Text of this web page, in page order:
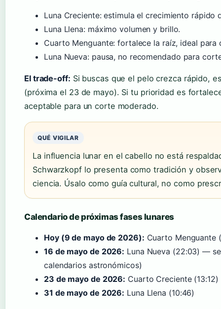
Luna Creciente: estimula el crecimiento rápido
Luna Llena: máximo volumen y brillo.
Cuarto Menguante: fortalece la raíz, ideal para
Luna Nueva: pausa, no recomendado para
El trade-off: Si buscas que el pelo crezca rápido,
(próxima el 23 de mayo). Si tu prioridad es
aceptable para un corte moderado.
QUÉ VIGILAR
La influencia lunar en el cabello no está
Schwarzkopf lo presenta como tradición y
ciencia. Úsalo como guía cultural, no como
Calendario de próximas fases lunares
Hoy (9 de mayo de 2026): Cuarto Menguante
16 de mayo de 2026: Luna Nueva (22:03) —
calendarios astronómicos)
23 de mayo de 2026: Cuarto Creciente (13:12)
31 de mayo de 2026: Luna Llena (10:46)